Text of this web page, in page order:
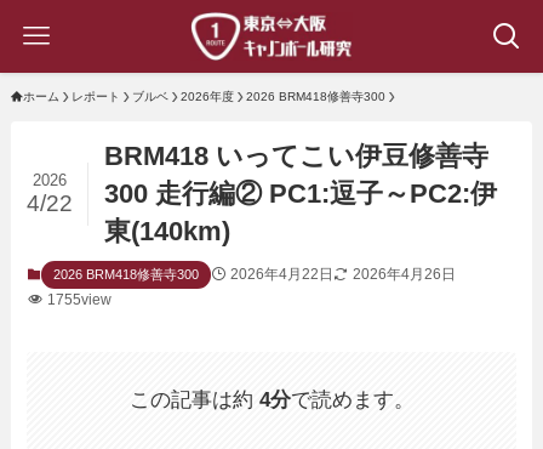
ホーム レポート ブルベ 2026年度 2026 BRM418修善寺300
BRM418 いってこい伊豆修善寺
300 走行編② PC1:逗子～PC2:伊
東(140km)
2026
4/22
2026 BRM418修善寺300 2026年4月22日
2026年4月26日
1755view
この記事は約 4分で読めます。